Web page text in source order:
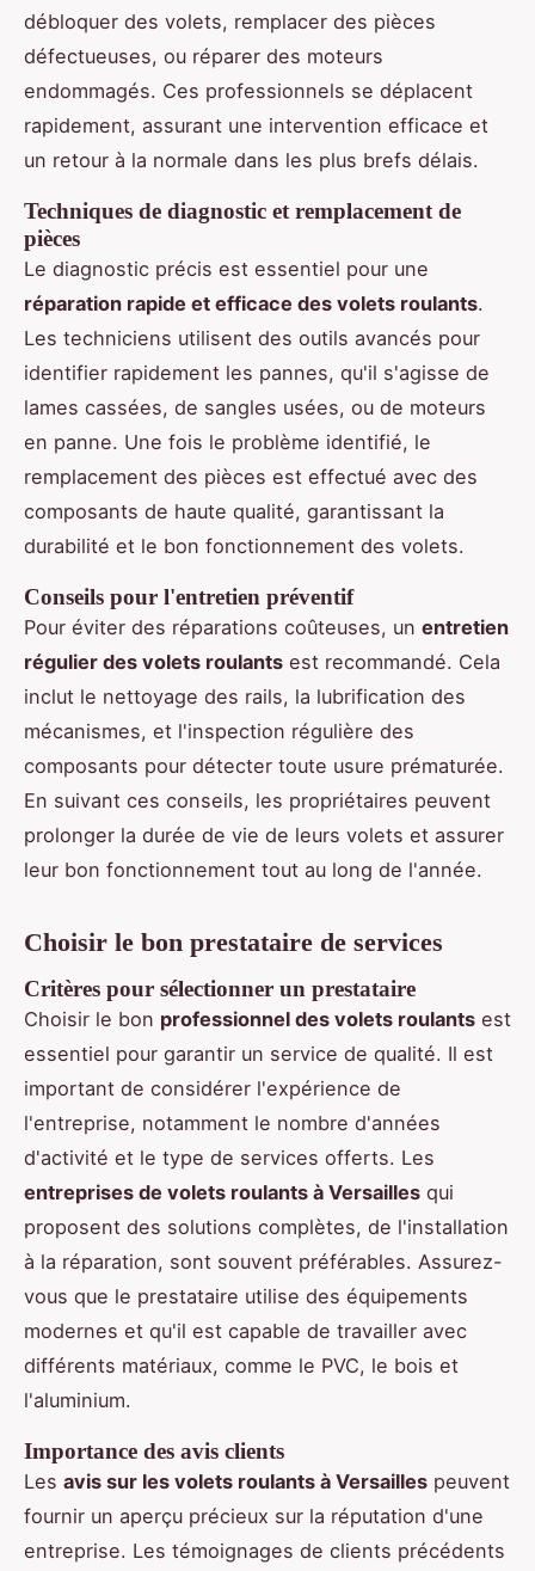
débloquer des volets, remplacer des pièces
défectueuses, ou réparer des moteurs
endommagés. Ces professionnels se déplacent
rapidement, assurant une intervention efficace et
un retour à la normale dans les plus brefs délais.
Techniques de diagnostic et remplacement de
pièces
Le diagnostic précis est essentiel pour une
réparation rapide et efficace des volets roulants.
Les techniciens utilisent des outils avancés pour
identifier rapidement les pannes, qu'il s'agisse de
lames cassées, de sangles usées, ou de moteurs
en panne. Une fois le problème identifié, le
remplacement des pièces est effectué avec des
composants de haute qualité, garantissant la
durabilité et le bon fonctionnement des volets.
Conseils pour l'entretien préventif
Pour éviter des réparations coûteuses, un entretien
régulier des volets roulants est recommandé. Cela
inclut le nettoyage des rails, la lubrification des
mécanismes, et l'inspection régulière des
composants pour détecter toute usure prématurée.
En suivant ces conseils, les propriétaires peuvent
prolonger la durée de vie de leurs volets et assurer
leur bon fonctionnement tout au long de l'année.
Choisir le bon prestataire de services
Critères pour sélectionner un prestataire
Choisir le bon professionnel des volets roulants est
essentiel pour garantir un service de qualité. Il est
important de considérer l'expérience de
l'entreprise, notamment le nombre d'années
d'activité et le type de services offerts. Les
entreprises de volets roulants à Versailles qui
proposent des solutions complètes, de l'installation
à la réparation, sont souvent préférables. Assurez-
vous que le prestataire utilise des équipements
modernes et qu'il est capable de travailler avec
différents matériaux, comme le PVC, le bois et
l'aluminium.
Importance des avis clients
Les avis sur les volets roulants à Versailles peuvent
fournir un aperçu précieux sur la réputation d'une
entreprise. Les témoignages de clients précédents